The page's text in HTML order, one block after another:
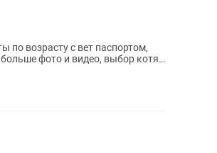
по возрасту с вет паспортом,
фото и видео, выбор котят